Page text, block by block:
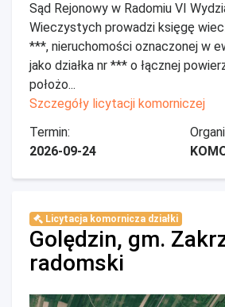
Sąd Rejonowy w Radomiu VI
Wieczystych prowadzi księgę
***, nieruchomości oznaczonej w
jako działka nr *** o łącznej
położo...
Szczegóły licytacji komorniczej
Termin:
2026-09-24
Licytacja komornicza działki
Golędzin, gm.
radomski